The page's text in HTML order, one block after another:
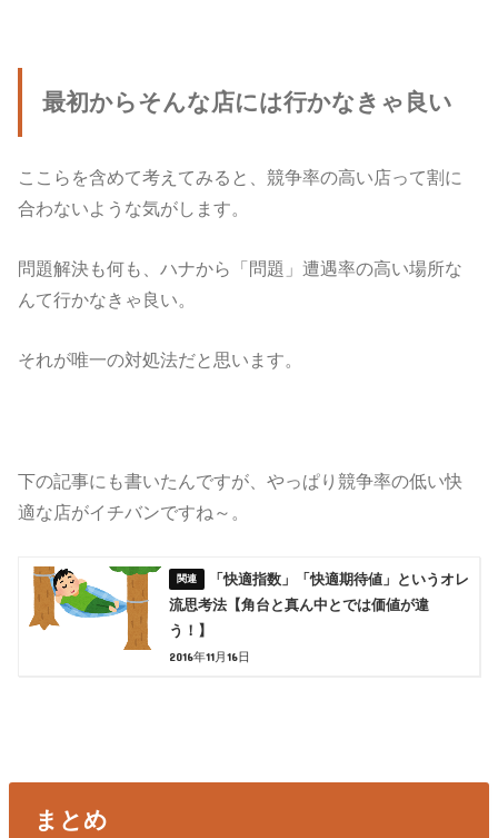
最初からそんな店には行かなきゃ良い
ここらを含めて考えてみると、競争率の高い店って割に
合わないような気がします。
問題解決も何も、ハナから「問題」遭遇率の高い場所な
んて行かなきゃ良い。
それが唯一の対処法だと思います。
下の記事にも書いたんですが、やっぱり競争率の低い快
適な店がイチバンですね～。
「快適指数」「快適期待値」というオレ
流思考法【角台と真ん中とでは価値が違
う！】
2016年11月16日
まとめ